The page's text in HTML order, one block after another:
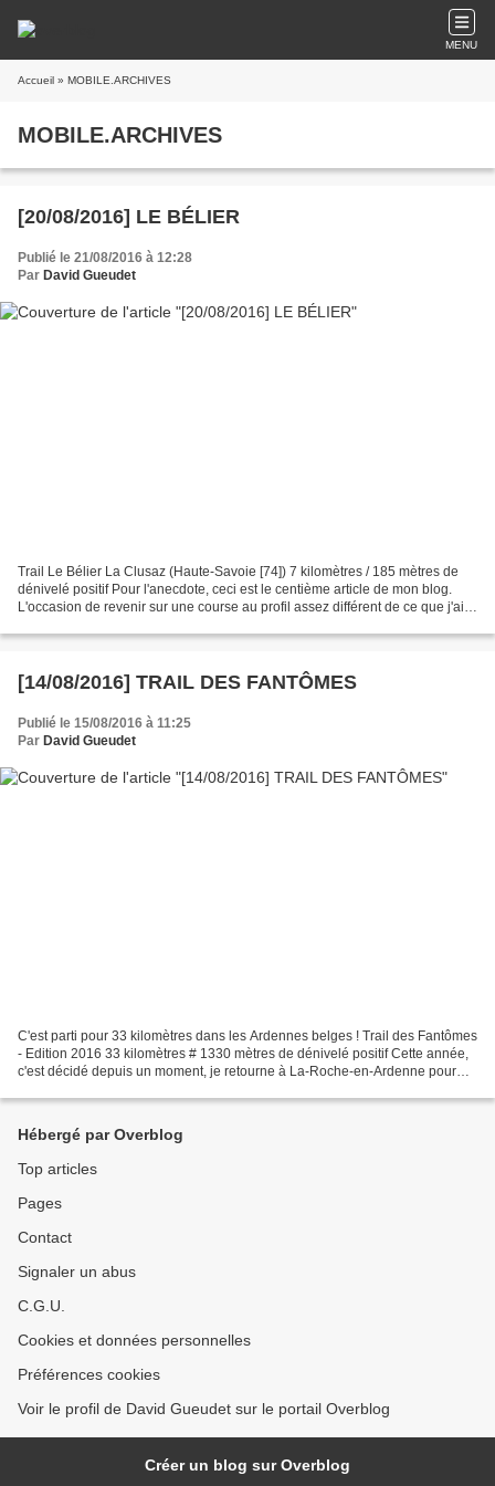
MENU
Accueil » MOBILE.ARCHIVES
MOBILE.ARCHIVES
[20/08/2016] LE BÉLIER
Publié le 21/08/2016 à 12:28
Par David Gueudet
Trail Le Bélier La Clusaz (Haute-Savoie [74]) 7 kilomètres / 185 mètres de
dénivelé positif Pour l'anecdote, ceci est le centième article de mon blog.
L'occasion de revenir sur une course au profil assez différent de ce que j'ai
[14/08/2016] TRAIL DES FANTÔMES
Publié le 15/08/2016 à 11:25
Par David Gueudet
C'est parti pour 33 kilomètres dans les Ardennes belges ! Trail des Fantômes
- Edition 2016 33 kilomètres # 1330 mètres de dénivelé positif Cette année,
c'est décidé depuis un moment, je retourne à La-Roche-en-Ardenne pour
Hébergé par Overblog
Top articles
Pages
Contact
Signaler un abus
C.G.U.
Cookies et données personnelles
Préférences cookies
Voir le profil de David Gueudet sur le portail Overblog
Créer un blog sur Overblog